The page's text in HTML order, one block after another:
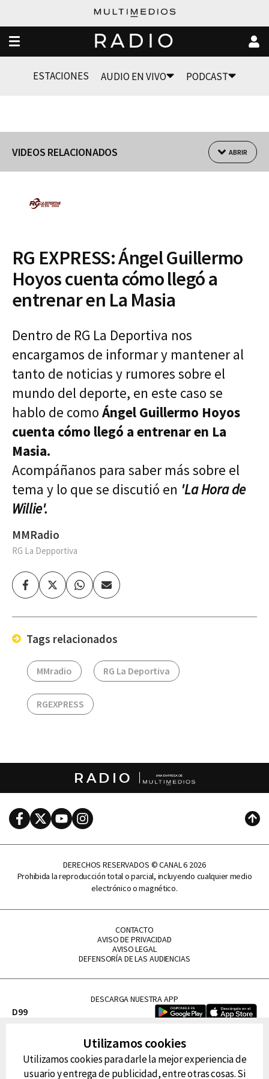
RADIO
ESTACIONES AUDIO EN VIVO PODCAST
VIDEOS RELACIONADOS ABRIR
RG EXPRESS: Ángel Guillermo
Hoyos cuenta cómo llegó a
entrenar en La Masia
Dentro de RG La Deportiva nos
encargamos de informar y mantener al
tanto de noticias y rumores sobre el
mundo del deporte, en este caso se
hablo de como Ángel Guillermo Hoyos
cuenta cómo llegó a entrenar en La
Masia.
Acompáñanos para saber más sobre el
tema y lo que se discutió en 'La Hora de
Willie'.
MMRadio
RG La Depportiva
FacebookTwitterWhatsapp
Enviar
por
Tags relacionados
MMradio RG La Deportiva
RGEXPRESS
RADIO
FacebookTwitterYoutubeInstagram
DERECHOS RESERVADOS © CANAL 6 2026
Prohibida la reproducción total o parcial, incluyendo cualquier medio
electrónico o magnético.
CONTACTO
AVISO DE PRIVACIDAD
AVISO LEGAL
DEFENSORÍA DE LAS AUDIENCIAS
DESCARGA NUESTRA APP
D99
FM Tu
Utilizamos cookies
Utilizamos cookies para darle la mejor experiencia de
usuario y entrega de publicidad, entre otras cosas. Si